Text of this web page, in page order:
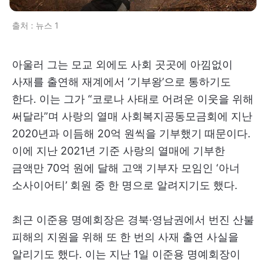
출처 : 뉴스 1
아울러 그는 모교 외에도 사회 곳곳에 아낌없이
사재를 출연해 재계에서 ‘기부왕’으로 통하기도
한다. 이는 그가 “코로나 사태로 어려운 이웃을 위해
써달라”며 사랑의 열매 사회복지공동모금회에 지난
2020년과 이듬해 20억 원씩을 기부했기 때문이다.
이에 지난 2021년 기준 사랑의 열매에 기부한
금액만 70억 원에 달해 고액 기부자 모임인 ‘아너
소사이어티’ 회원 중 한 명으로 알려지기도 했다.
최근 이준용 명예회장은 경북·영남권에서 번진 산불
피해의 지원을 위해 또 한 번의 사재 출연 사실을
알리기도 했다. 이는 지난 1일 이준용 명예회장이